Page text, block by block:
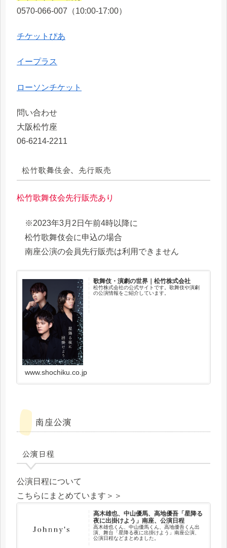
0570-066-007（10:00-17:00）
チケットぴあ
イープラス
ローソンチケット
問い合わせ
大阪松竹座
06-6214-2211
松竹歌舞伎会、先行販売
松竹歌舞伎会先行販売あり
※2023年3月2日午前4時以降に
松竹歌舞伎会に申込の場合
南座公演の会員先行販売は利用できません
歌舞伎・演劇の世界｜松竹株式会社
松竹株式会社の公式サイトです。歌舞伎や演劇
の公演情報をご紹介しています。
www.shochiku.co.jp
南座公演
公演日程
公演日程について
こちらにまとめています＞＞
高木雄也、中山優馬、高地優吾「星降る
夜に出掛けよう」南座、公演日程
高木雄也くん、中山優馬くん、高地優吾くん出
演、舞台「星降る夜に出掛けよう」南座公演、
公演日程などまとめました。